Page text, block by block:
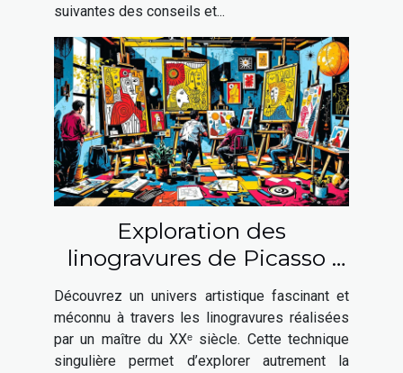
suivantes des conseils et...
Exploration des
linogravures de Picasso :
une fenêtre sur son génie
artistique
Découvrez un univers artistique fascinant et
méconnu à travers les linogravures réalisées
par un maître du XXᵉ siècle. Cette technique
singulière permet d’explorer autrement la